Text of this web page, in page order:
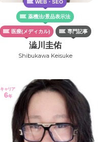
WEB・SEO
薬機法/景品表示法
医療(メディカル) 専門記事
澁川圭佑
Shibukawa Keisuke
キャリア
6年